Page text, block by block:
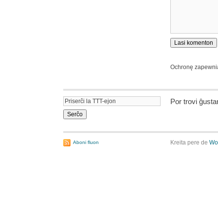
Ochronę
Por trovi
Aboni fluon Kreita pere de